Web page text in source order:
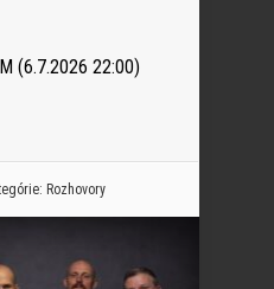
(6.7.2026 22:00)
Rozhovory